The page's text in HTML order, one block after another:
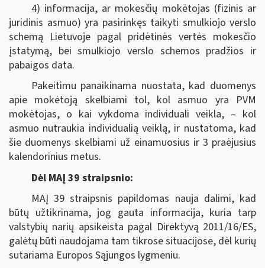
4) informacija, ar mokesčių mokėtojas (fizinis ar
juridinis asmuo) yra pasirinkęs taikyti smulkiojo verslo
schemą Lietuvoje pagal pridėtinės vertės mokesčio
įstatymą, bei smulkiojo verslo schemos pradžios ir
pabaigos data.
Pakeitimu panaikinama nuostata, kad duomenys
apie mokėtoją skelbiami tol, kol asmuo yra PVM
mokėtojas, o kai vykdoma individuali veikla, ‒ kol
asmuo nutraukia individualią veiklą, ir nustatoma, kad
šie duomenys skelbiami už einamuosius ir 3 praėjusius
kalendorinius metus.
Dėl MAĮ 39 straipsnio:
MAĮ 39 straipsnis papildomas nauja dalimi, kad
būtų užtikrinama, jog gauta informacija, kuria tarp
valstybių narių apsikeista pagal Direktyvą 2011/16/ES,
galėtų būti naudojama tam tikrose situacijose, dėl kurių
sutariama Europos Sąjungos lygmeniu.